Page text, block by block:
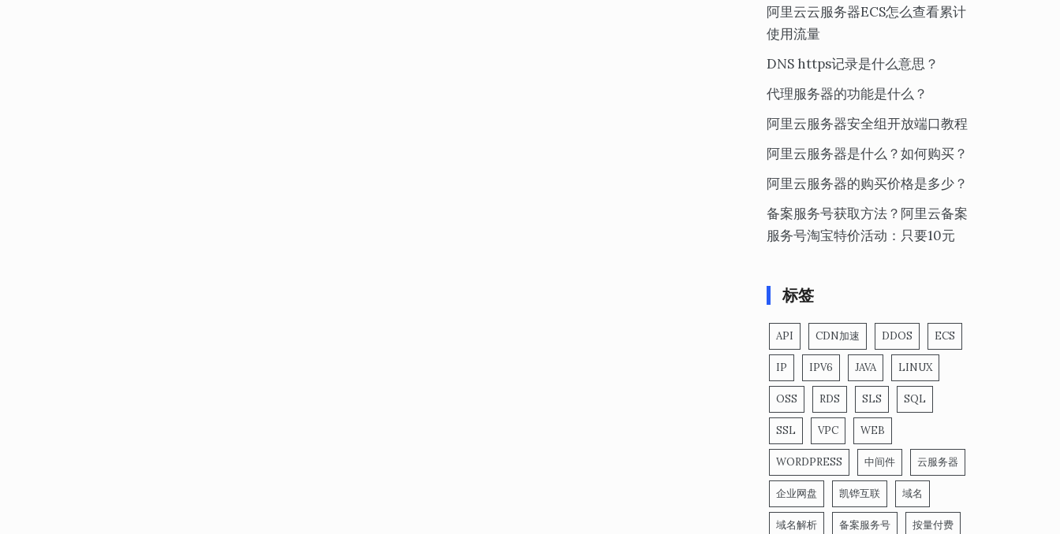
阿里云云服务器ECS怎么查看累计
使用流量
DNS https记录是什么意思？
代理服务器的功能是什么？
阿里云服务器安全组开放端口教程
阿里云服务器是什么？如何购买？
阿里云服务器的购买价格是多少？
备案服务号获取方法？阿里云备案
服务号淘宝特价活动：只要10元
标签
API CDN加速 DDOS ECS
IP IPV6 JAVA LINUX
OSS RDS SLS SQL
SSL VPC WEB
WORDPRESS 中间件 云服务器
企业网盘 凯铧互联 域名
域名解析 备案服务号 按量付费